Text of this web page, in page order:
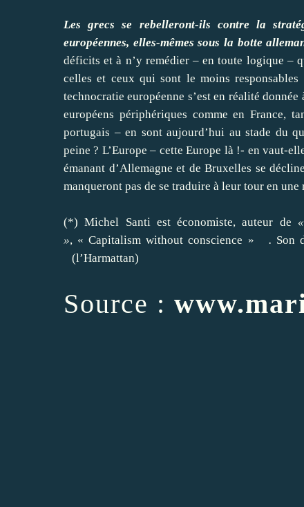
Les grecs se rebelleront-ils contre la
européennes, elles-mêmes sous la botte
déficits et à n’y remédier – en toute logique –
celles et ceux qui sont le moins
technocratie européenne s’est en réalité
européens périphériques comme en France,
portugais – en sont aujourd’hui au stade du
peine ? L’Europe – cette Europe là !- en vaut-
émanant d’Allemagne et de Bruxelles se
manqueront pas de se traduire à leur tour en
(*)Michel Santi est économiste, auteur de
», « Capitalism without conscience » . Son
(l’Harmattan)
Source :